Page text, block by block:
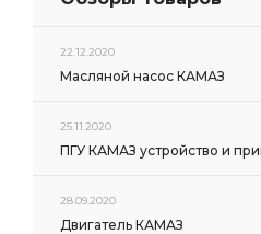
22.12.2020
Масляной насос КАМАЗ
25.11.2020
ПГУ КАМАЗ устройство и
28.09.2020
Двигатель КАМАЗ